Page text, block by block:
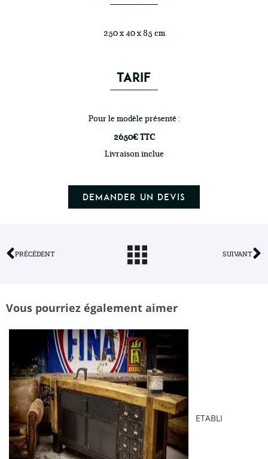
250 x 40 x 85 cm
TARIF
Pour le modèle présenté :
2650€ TTC
Livraison inclue
Demander un devis
PRÉCÉDENT SUIVANT
Vous pourriez également aimer
ETABLI